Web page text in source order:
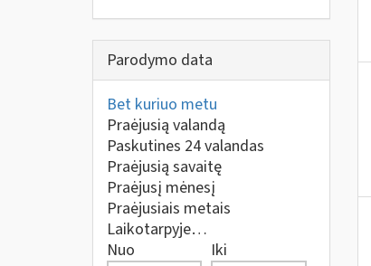
Parodymo data
Bet kuriuo metu
Praėjusią valandą
Paskutines 24 valandas
Praėjusią savaitę
Praėjusį mėnesį
Praėjusiais metais
Laikotarpyje…
Nuo
Iki